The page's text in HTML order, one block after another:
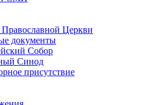
Православной Церкви
документы
Собор
Синод
присутствие